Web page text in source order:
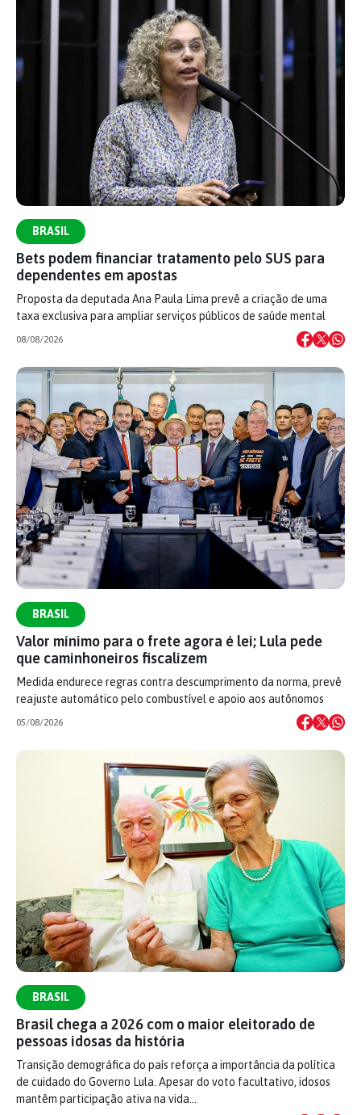
BRASIL
Bets podem financiar tratamento pelo SUS para
dependentes em apostas
Proposta da deputada Ana Paula Lima prevê a criação de uma
taxa exclusiva para ampliar serviços públicos de saúde mental
08/08/2026
BRASIL
Valor mínimo para o frete agora é lei; Lula pede
que caminhoneiros fiscalizem
Medida endurece regras contra descumprimento da norma, prevê
reajuste automático pelo combustível e apoio aos autônomos
05/08/2026
BRASIL
Brasil chega a 2026 com o maior eleitorado de
pessoas idosas da história
Transição demográfica do país reforça a importância da política
de cuidado do Governo Lula. Apesar do voto facultativo, idosos
mantêm participação ativa na vida…